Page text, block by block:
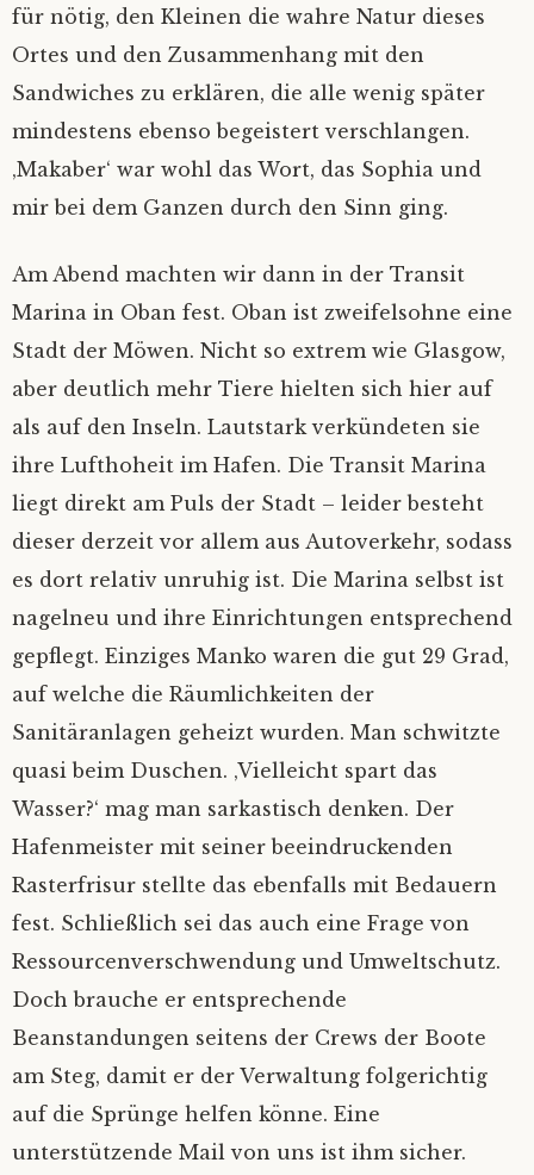
für nötig, den Kleinen die wahre Natur dieses
Ortes und den Zusammenhang mit den
Sandwiches zu erklären, die alle wenig später
mindestens ebenso begeistert verschlangen.
‚Makaber‘ war wohl das Wort, das Sophia und
mir bei dem Ganzen durch den Sinn ging.
Am Abend machten wir dann in der Transit
Marina in Oban fest. Oban ist zweifelsohne eine
Stadt der Möwen. Nicht so extrem wie Glasgow,
aber deutlich mehr Tiere hielten sich hier auf
als auf den Inseln. Lautstark verkündeten sie
ihre Lufthoheit im Hafen. Die Transit Marina
liegt direkt am Puls der Stadt – leider besteht
dieser derzeit vor allem aus Autoverkehr, sodass
es dort relativ unruhig ist. Die Marina selbst ist
nagelneu und ihre Einrichtungen entsprechend
gepflegt. Einziges Manko waren die gut 29 Grad,
auf welche die Räumlichkeiten der
Sanitäranlagen geheizt wurden. Man schwitzte
quasi beim Duschen. ‚Vielleicht spart das
Wasser?‘ mag man sarkastisch denken. Der
Hafenmeister mit seiner beeindruckenden
Rasterfrisur stellte das ebenfalls mit Bedauern
fest. Schließlich sei das auch eine Frage von
Ressourcenverschwendung und Umweltschutz.
Doch brauche er entsprechende
Beanstandungen seitens der Crews der Boote
am Steg, damit er der Verwaltung folgerichtig
auf die Sprünge helfen könne. Eine
unterstützende Mail von uns ist ihm sicher.